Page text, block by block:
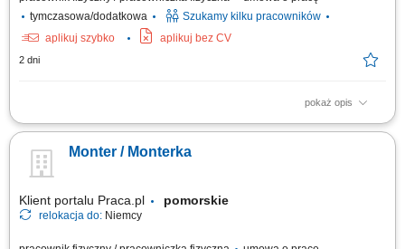
tymczasowa/dodatkowa
Szukamy kilku pracowników
aplikuj szybko
aplikuj bez CV
2 dni
pokaż opis
Zadania w pracy: Instalacje systemów filtracji wody, Bieżąca obsługa
Monter / Monterka
Klient portalu Praca.pl pomorskie
relokacja do: Niemcy